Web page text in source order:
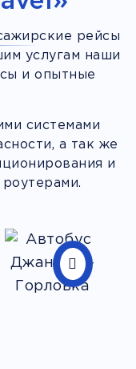
рейсы
услугам наши
и опытные
системами
а так же
и